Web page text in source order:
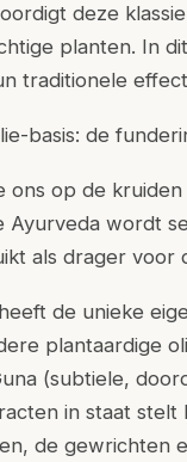
deze
planten. In
traditionele
basis: de
ons op de
Ayurveda wordt
als drager voor
de unieke
plantaardige
(subtiele,
in staat
de gewrichten